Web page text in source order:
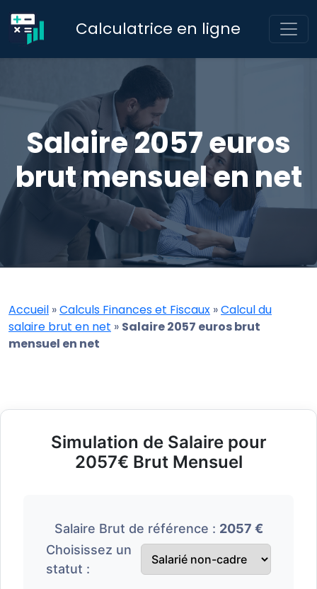
Calculatrice en ligne
Salaire 2057 euros
brut mensuel en net
Accueil »Calculs Finances et Fiscaux »Calcul du
salaire brut en net » Salaire 2057 euros brut
mensuel en net
Simulation de Salaire pour
2057€ Brut Mensuel
Salaire Brut de référence : 2057 €
Choisissez un
statut :